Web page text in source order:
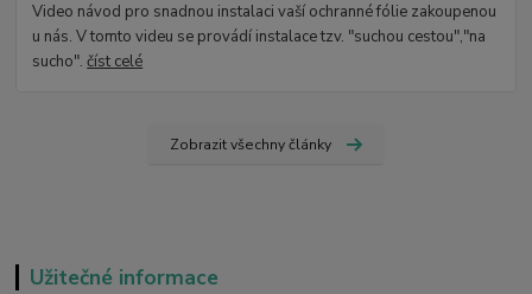
Video návod pro snadnou instalaci vaší ochranné fólie zakoupenou
u nás. V tomto videu se provádí instalace tzv. "suchou cestou","na
sucho".číst celé
Zobrazit všechny články
Užitečné informace